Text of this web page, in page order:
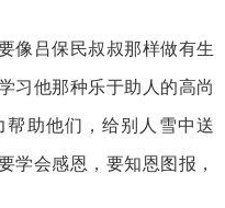
像吕保民叔叔那样做有生
习他那种乐于助人的高尚
助他们，给别人雪中送
学会感恩，要知恩图报，